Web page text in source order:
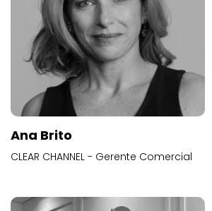
Ana Brito
CLEAR CHANNEL - Gerente Comercial